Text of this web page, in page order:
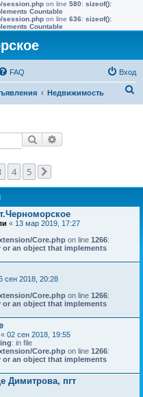
session.php on line 580: sizeof():
Countable
session.php on line 636: sizeof():
Countable
FAQ Вход
Недвижимость
Поиск
4 5
« 13 мар 2019, 17:27
Core.php on line 1266:
or an object that implements
сен 2018, 20:28
Core.php on line 1266:
or an object that implements
« 02 сен 2018, 19:55
: in file
Core.php on line 1266:
or an object that implements
Димитрова, пгт